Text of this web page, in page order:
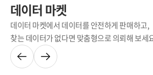
데이터 마켓
데이터 마켓에서 데이터를 안전하게 판매하고,
찾는 데이터가 없다면 맞춤형으로 의뢰해 보세